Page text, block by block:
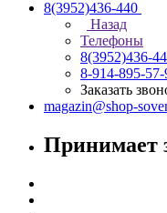
8(3952)436-440
Назад
Телефоны
8(3952)436-
8-914-895-57-
Заказать
magazin@shop-
Принимает